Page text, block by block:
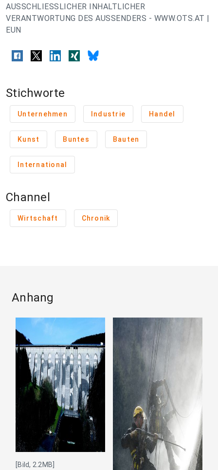
AUSSCHLIESSLICHER INHALTLICHER
VERANTWORTUNG DES AUSSENDERS - WWW.OTS.AT |
EUN
Stichworte
Unternehmen Industrie Handel
Kunst Buntes Bauten
International
Channel
Wirtschaft Chronik
Anhang
[Bild, 2.2MB]